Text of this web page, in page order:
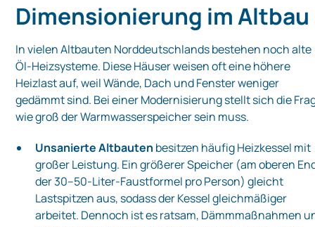
Dimensionierung im Altbau
In vielen Altbauten Norddeutschlands bestehen noch alte
Öl‑Heizsysteme. Diese Häuser weisen oft eine höhere
Heizlast auf, weil Wände, Dach und Fenster weniger
gedämmt sind. Bei einer Modernisierung stellt sich die
wie groß der Warmwasserspeicher sein muss.
Unsanierte Altbauten besitzen häufig Heizkessel mit
großer Leistung. Ein größerer Speicher (am oberen
der 30–50‑Liter‑Faustformel pro Person) gleicht
Lastspitzen aus, sodass der Kessel gleichmäßiger
arbeitet. Dennoch ist es ratsam, Dämmmaßnahmen